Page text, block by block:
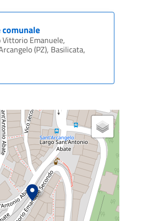
comunale
Vittorio Emanuele,
(PZ), Basilicata,